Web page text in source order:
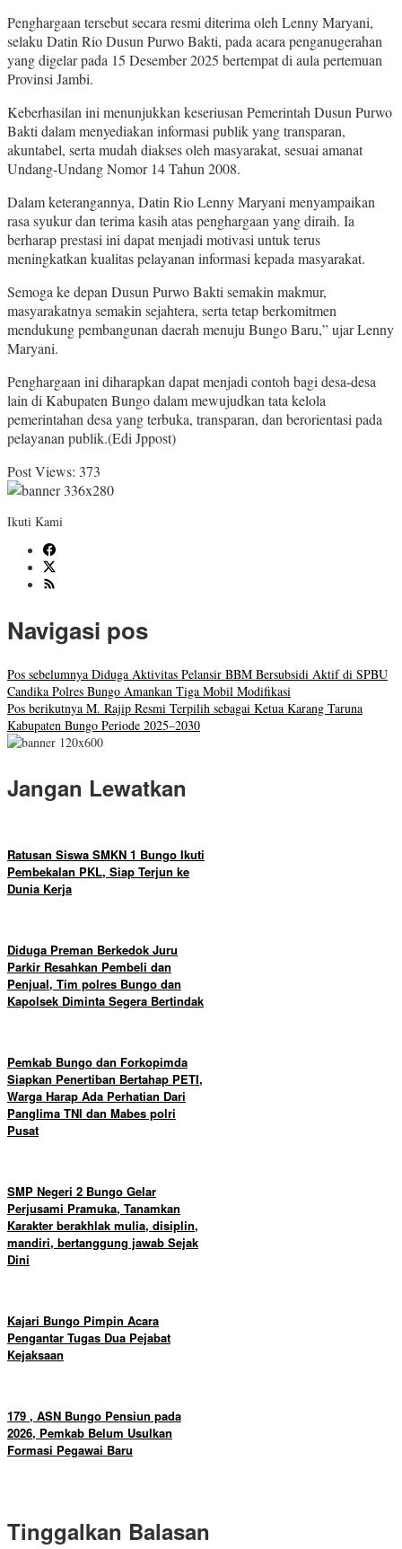
Penghargaan tersebut secara resmi diterima oleh Lenny Maryani,
selaku Datin Rio Dusun Purwo Bakti, pada acara penganugerahan
yang digelar pada 15 Desember 2025 bertempat di aula pertemuan
Provinsi Jambi.
Keberhasilan ini menunjukkan keseriusan Pemerintah Dusun Purwo
Bakti dalam menyediakan informasi publik yang transparan,
akuntabel, serta mudah diakses oleh masyarakat, sesuai amanat
Undang-Undang Nomor 14 Tahun 2008.
Dalam keterangannya, Datin Rio Lenny Maryani menyampaikan
rasa syukur dan terima kasih atas penghargaan yang diraih. Ia
berharap prestasi ini dapat menjadi motivasi untuk terus
meningkatkan kualitas pelayanan informasi kepada masyarakat.
Semoga ke depan Dusun Purwo Bakti semakin makmur,
masyarakatnya semakin sejahtera, serta tetap berkomitmen
mendukung pembangunan daerah menuju Bungo Baru,” ujar Lenny
Maryani.
Penghargaan ini diharapkan dapat menjadi contoh bagi desa-desa
lain di Kabupaten Bungo dalam mewujudkan tata kelola
pemerintahan desa yang terbuka, transparan, dan berorientasi pada
pelayanan publik.(Edi Jppost)
Post Views: 373
Ikuti Kami
Navigasi pos
Pos sebelumnya Diduga Aktivitas Pelansir BBM Bersubsidi Aktif di SPBU
Candika Polres Bungo Amankan Tiga Mobil Modifikasi
Pos berikutnya M. Rajip Resmi Terpilih sebagai Ketua Karang Taruna
Kabupaten Bungo Periode 2025–2030
Jangan Lewatkan
Ratusan Siswa SMKN 1 Bungo Ikuti
Pembekalan PKL, Siap Terjun ke
Dunia Kerja
Diduga Preman Berkedok Juru
Parkir Resahkan Pembeli dan
Penjual, Tim polres Bungo dan
Kapolsek Diminta Segera Bertindak
Pemkab Bungo dan Forkopimda
Siapkan Penertiban Bertahap PETI,
Warga Harap Ada Perhatian Dari
Panglima TNI dan Mabes polri
Pusat
SMP Negeri 2 Bungo Gelar
Perjusami Pramuka, Tanamkan
Karakter berakhlak mulia, disiplin,
mandiri, bertanggung jawab Sejak
Dini
Kajari Bungo Pimpin Acara
Pengantar Tugas Dua Pejabat
Kejaksaan
179 , ASN Bungo Pensiun pada
2026, Pemkab Belum Usulkan
Formasi Pegawai Baru
Tinggalkan Balasan